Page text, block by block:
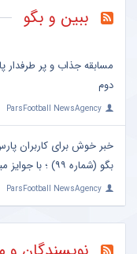
و بیت
کوین
امروز)کلیک
کنببین و بگو
دوم
ParsFootball NewsAgency
خبر خوش برای کاربران
بگو (شماره ۹۹) ؛ با جوایز میلیونی !
ParsFootball NewsAgency